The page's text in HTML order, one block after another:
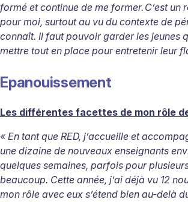
formé et continue de me former. C’est un
pour moi, surtout au vu du contexte de
connaît. Il faut pouvoir garder les jeunes
mettre tout en place pour entretenir leur
Epanouissement
Les différentes facettes de mon rôle
« En tant que RED, j’accueille et
une dizaine de nouveaux enseignants
quelques semaines, parfois pour
beaucoup. Cette année, j’ai déjà vu 12
mon rôle avec eux s’étend bien au-delà